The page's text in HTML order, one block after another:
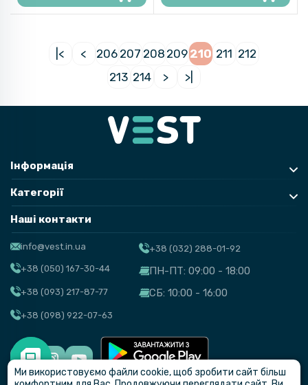
|< < 206 207 208 209 210 211 212
213 214 > >|
Інформація
Категорії
Наші контакти
info@vest.in.ua
+38 (050) 167-30-44
+38 (093) 217-87-77
+38 (098) 922-07-63
+38 (032) 288-01-92
ПН-ПТ: 09:00 - 18:00
СБ: 10:00 - 16:00
© VEST
Ми використовуємо файли cookie, щоб зробити сайт більш